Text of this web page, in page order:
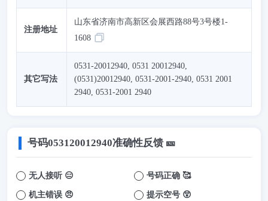
注册地址
山东省济南市高新区会展西路88号3号楼1-
1608
其它写法
0531-20012940, 0531 20012940,
(0531)20012940, 0531-2001-2940, 0531 2001
2940, 0531-2001 2940
号码053120012940准确性反馈 🎫
无人接听 😑 号码正确 🥰
机主错误 😠 提示空号 😲